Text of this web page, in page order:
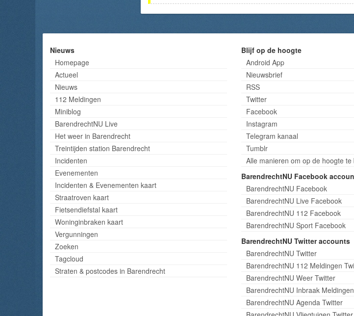
Nieuws
Homepage
Actueel
Nieuws
112 Meldingen
Miniblog
BarendrechtNU Live
Het weer in Barendrecht
Treintijden station Barendrecht
Incidenten
Evenementen
Incidenten & Evenementen kaart
Straatroven kaart
Fietsendiefstal kaart
Woninginbraken kaart
Vergunningen
Zoeken
Tagcloud
Straten & postcodes in Barendrecht
Blijf op de hoogte
Android App
Nieuwsbrief
RSS
Twitter
Facebook
Instagram
Telegram kanaal
Tumblr
Alle manieren om op de hoogte te
BarendrechtNU Facebook
BarendrechtNU Facebook
BarendrechtNU Live Facebook
BarendrechtNU 112 Facebook
BarendrechtNU Sport Facebook
BarendrechtNU Twitter accounts
BarendrechtNU Twitter
BarendrechtNU 112 Meldingen
BarendrechtNU Weer Twitter
BarendrechtNU Inbraak
BarendrechtNU Agenda Twitter